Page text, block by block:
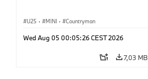
U25 · MINI · Countryman
Wed Aug 05 00:05:26 CEST 2026
7,03 MB